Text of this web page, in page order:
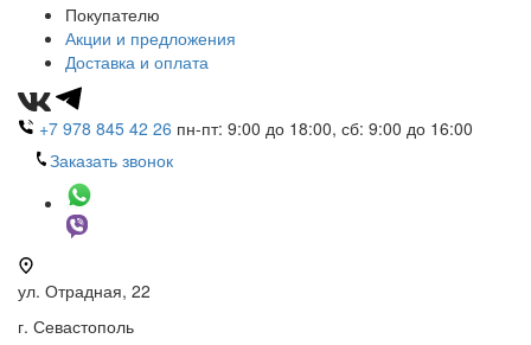
Покупателю
Акции и предложения
Доставка и оплата
+7 978 845 42 26 пн-пт: 9:00 до 18:00, сб: 9:00 до 16:00
Заказать звонок
ул. Отрадная, 22
г. Севастополь